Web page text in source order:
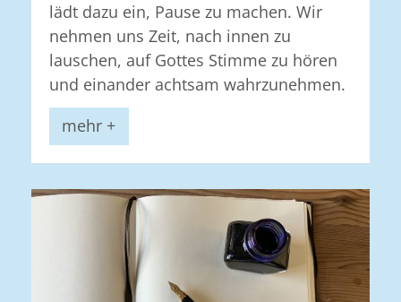
lädt dazu ein, Pause zu machen. Wir
nehmen uns Zeit, nach innen zu
lauschen, auf Gottes Stimme zu hören
und einander achtsam wahrzunehmen.
mehr +